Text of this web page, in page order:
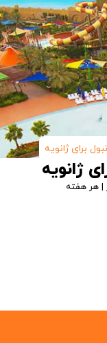
برای ژانویه
ژانویه
| هر هفته